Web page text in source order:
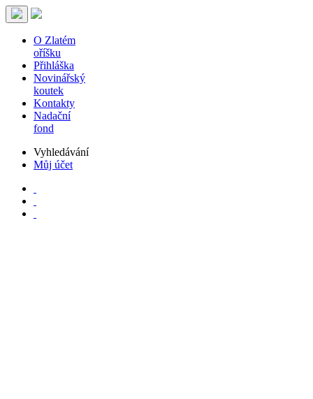
O Zlatém
oříšku
Přihláška
Novinářský
koutek
Kontakty
Nadační
fond
Vyhledávání
Můj účet